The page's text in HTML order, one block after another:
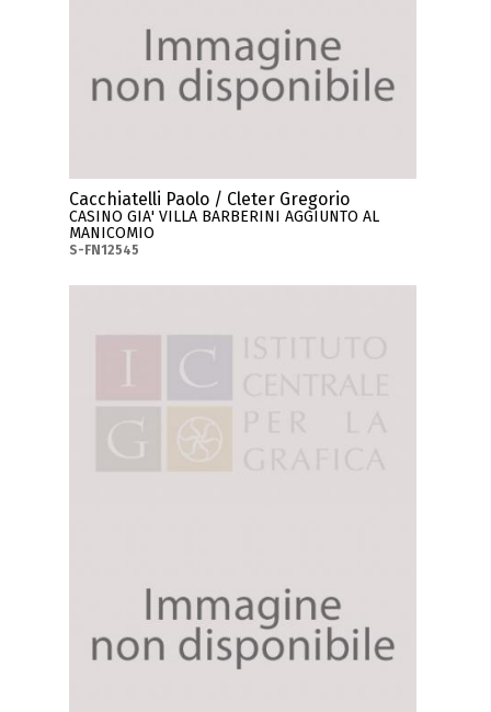
Cacchiatelli Paolo / Cleter Gregorio
CASINO GIA' VILLA BARBERINI AGGIUNTO AL
MANICOMIO
S-FN12545